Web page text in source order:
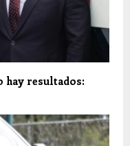
hay resultados: